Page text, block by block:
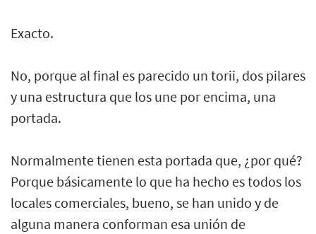
Exacto.
No, porque al final es parecido un torii, dos pilares
y una estructura que los une por encima, una
portada.
Normalmente tienen esta portada que, ¿por qué?
Porque básicamente lo que ha hecho es todos los
locales comerciales, bueno, se han unido y de
alguna manera conforman esa unión de